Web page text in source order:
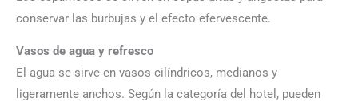
conservar las burbujas y el efecto efervescente.
Vasos de agua y refresco
El agua se sirve en vasos cilíndricos, medianos y
ligeramente anchos. Según la categoría del hotel, pueden